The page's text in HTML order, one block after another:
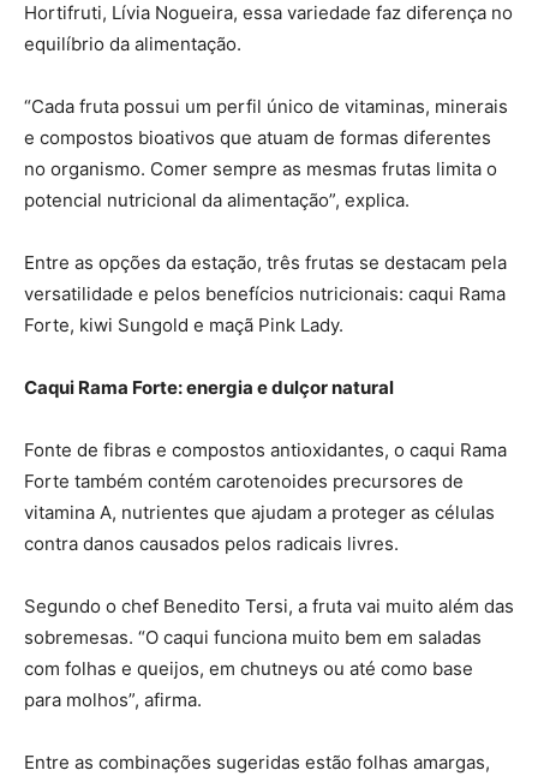
Hortifruti, Lívia Nogueira, essa variedade faz diferença no
equilíbrio da alimentação.
“Cada fruta possui um perfil único de vitaminas, minerais
e compostos bioativos que atuam de formas diferentes
no organismo. Comer sempre as mesmas frutas limita o
potencial nutricional da alimentação”, explica.
Entre as opções da estação, três frutas se destacam pela
versatilidade e pelos benefícios nutricionais: caqui Rama
Forte, kiwi Sungold e maçã Pink Lady.
Caqui Rama Forte: energia e dulçor natural
Fonte de fibras e compostos antioxidantes, o caqui Rama
Forte também contém carotenoides precursores de
vitamina A, nutrientes que ajudam a proteger as células
contra danos causados pelos radicais livres.
Segundo o chef Benedito Tersi, a fruta vai muito além das
sobremesas. “O caqui funciona muito bem em saladas
com folhas e queijos, em chutneys ou até como base
para molhos”, afirma.
Entre as combinações sugeridas estão folhas amargas,